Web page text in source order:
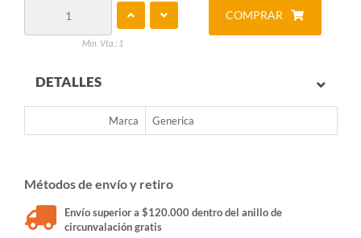
Min. Vta.: 1
COMPRAR
DETALLES
Marca Generica
Métodos de envío y retiro
Envío superior a $120.000 dentro del anillo de
circunvalación gratis